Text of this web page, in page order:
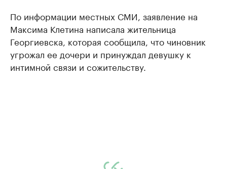
По информации местных СМИ, заявление на
Максима Клетина написала жительница
Георгиевска, которая сообщила, что чиновник
угрожал ее дочери и принуждал девушку к
интимной связи и сожительству.